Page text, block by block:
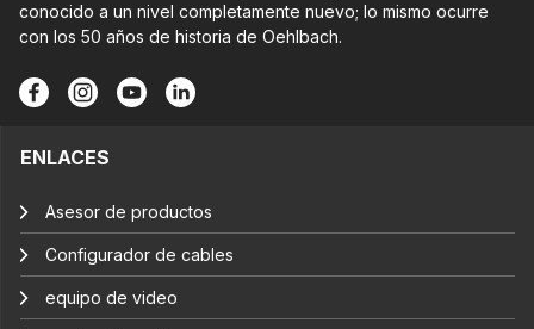
conocido a un nivel completamente nuevo; lo mismo ocurre
con los 50 años de historia de Oehlbach.
ENLACES
Asesor de productos
Configurador de cables
equipo de video